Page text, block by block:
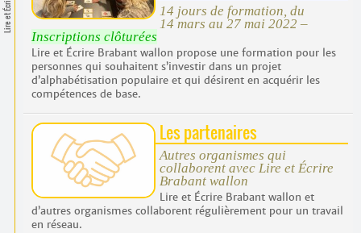
Bienvenue en Belgique
Espace presse
Contacts
Trouver un lieu d’alphabétisation
Lire et Écrire
14 jours de formation, du
14 mars au 27 mai 2022 –
Inscriptions clôturées
Lire et Écrire Brabant wallon propose une formation pour les
personnes qui souhaitent s’investir dans un projet
d’alphabétisation populaire et qui désirent en acquérir les
compétences de base.
Les partenaires
Autres organismes qui
collaborent avec Lire et Écrire
Brabant wallon
Lire et Écrire Brabant wallon et
d’autres organismes collaborent régulièrement pour un travail
en réseau.